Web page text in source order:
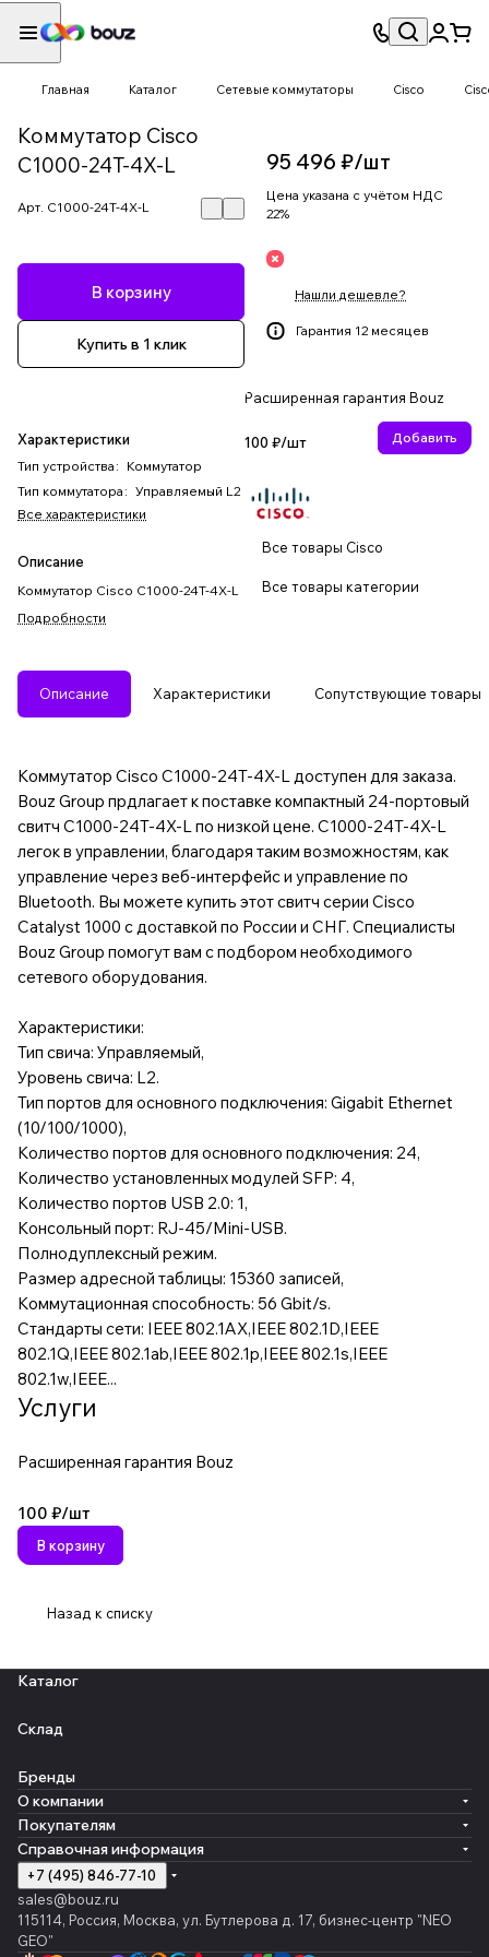
Главная Каталог Сетевые коммутаторы Cisco
Коммутатор Cisco
C1000-24T-4X-L
Арт. C1000-24T-4X-L
В корзину
Купить в 1 клик
Характеристики
Тип устройства : Коммутатор
Тип коммутатора : Управляемый L2
Все характеристики
Описание
Коммутатор Cisco C1000-24T-4X-L
Подробности
95 496 ₽/шт
Цена указана с учётом НДС
22%
Нашли дешевле?
Гарантия 12 месяцев
Расширенная гарантия Bouz
100 ₽/шт Добавить
Все товары Cisco
Все товары категории
Описание Характеристики Сопутствующие товары
Коммутатор Cisco C1000-24T-4X-L доступен для заказа.
Bouz Group прдлагает к поставке компактный 24-портовый
свитч C1000-24T-4X-L по низкой цене. C1000-24T-4X-L
легок в управлении, благодаря таким возможностям, как
управление через веб-интерфейс и управление по
Bluetooth. Вы можете купить этот свитч серии Cisco
Catalyst 1000 с доставкой по России и СНГ. Специалисты
Bouz Group помогут вам с подбором необходимого
сетевого оборудования.
Характеристики:
Тип свича: Управляемый,
Уровень свича: L2.
Тип портов для основного подключения: Gigabit Ethernet
(10/100/1000),
Количество портов для основного подключения: 24,
Количество установленных модулей SFP: 4,
Количество портов USB 2.0: 1,
Консольный порт: RJ-45/Mini-USB.
Полнодуплексный режим.
Размер адресной таблицы: 15360 записей,
Коммутационная способность: 56 Gbit/s.
Стандарты сети: IEEE 802.1AX,IEEE 802.1D,IEEE
802.1Q,IEEE 802.1ab,IEEE 802.1p,IEEE 802.1s,IEEE
802.1w,IEEE...
Услуги
Расширенная гарантия Bouz
100 ₽/шт
В корзину
Назад к списку
Каталог
Склад
Бренды
О компании
Покупателям
Справочная информация
+7 (495) 846-77-10
sales@bouz.ru
115114, Россия, Москва, ул. Бутлерова д. 17, бизнес-центр "NEO
GEO"